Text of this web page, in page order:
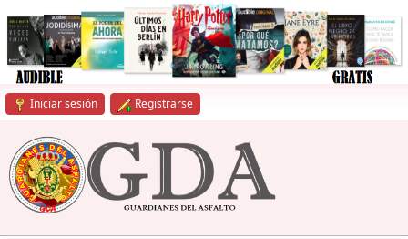
Iniciar sesión Registrarse